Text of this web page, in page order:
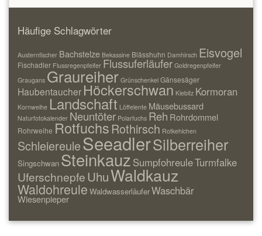
Häufige Schlagwörter
Austernfischer Bachstelze Bekassine Blässhuhn Damhirsch Eisvogel
Fischadler Flussregenpfeifer Flussuferläufer Goldregenpfeifer
Graugans Graureiher Grünschenkel Gänsesäger
Haubentaucher Höckerschwan Kiebitz Kormoran
Kornweihe Landschaft Löffelente Mäusebussard
Naturfotokalender Neuntöter Polarfuchs Reh Rohrdommel
Rohrweihe Rotfuchs Rothirsch Rotkehlchen
SchleiereuleSeeadlerSilberreiher
Singschwan Steinkauz SumpfohreuleTurmfalke
UferschnepfeUhuWaldkauz
Waldohreule WaldwasserläuferWaschbär
Wiesenpieper